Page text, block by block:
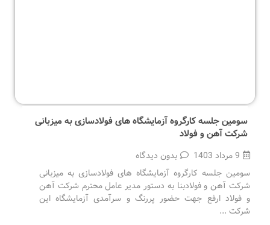
سومین جلسه کارگروه آزمایشگاه های فولادسازی به میزبانی
شرکت آهن و فولاد
9 مرداد 1403
بدون دیدگاه
سومین جلسه کارگروه آزمایشگاه های فولادسازی به میزبانی
شرکت آهن و فولادبنا به دستور مدیر عامل محترم شرکت آهن
و فولاد ارفع جهت حضور پررنگ و سرآمدی آزمایشگاه این
شرکت ...